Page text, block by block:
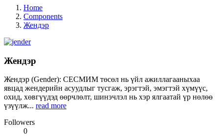
Home
Components
Жендэр
Жендэр
Жендэр (Gender): СЕСМИМ төсөл нь үйл ажиллагааныхаа
явцад жендерийн асуудлыг тусгаж, эрэгтэй, эмэгтэй хүмүүс,
охид, хөвгүүдэд өөрчлөлт, шинэчлэл нь хэр ялгаатай үр нөлөө
үзүүлж... read more
Followers
0